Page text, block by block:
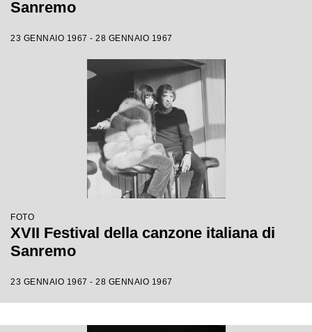
Sanremo
23 GENNAIO 1967 - 28 GENNAIO 1967
FOTO
XVII Festival della canzone italiana di
Sanremo
23 GENNAIO 1967 - 28 GENNAIO 1967